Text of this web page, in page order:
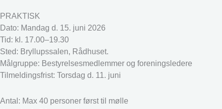
PRAKTISK
Dato: Mandag d. 15. juni 2026
Tid: kl. 17.00–19.30
Sted: Bryllupssalen, Rådhuset.
Målgruppe: Bestyrelsesmedlemmer og foreningsledere
Tilmeldingsfrist: Torsdag d. 11. juni
Antal: Max 40 personer først til mølle